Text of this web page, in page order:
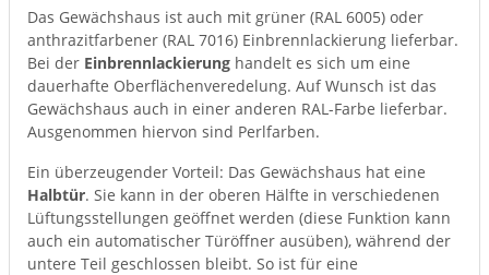
Das Gewächshaus ist auch mit grüner (RAL 6005) oder
anthrazitfarbener (RAL 7016) Einbrennlackierung lieferbar.
Bei der Einbrennlackierung handelt es sich um eine
dauerhafte Oberflächenveredelung. Auf Wunsch ist das
Gewächshaus auch in einer anderen RAL-Farbe lieferbar.
Ausgenommen hiervon sind Perlfarben.
Ein überzeugender Vorteil: Das Gewächshaus hat eine
Halbtür. Sie kann in der oberen Hälfte in verschiedenen
Lüftungsstellungen geöffnet werden (diese Funktion kann
auch ein automatischer Türöffner ausüben), während der
untere Teil geschlossen bleibt. So ist für eine